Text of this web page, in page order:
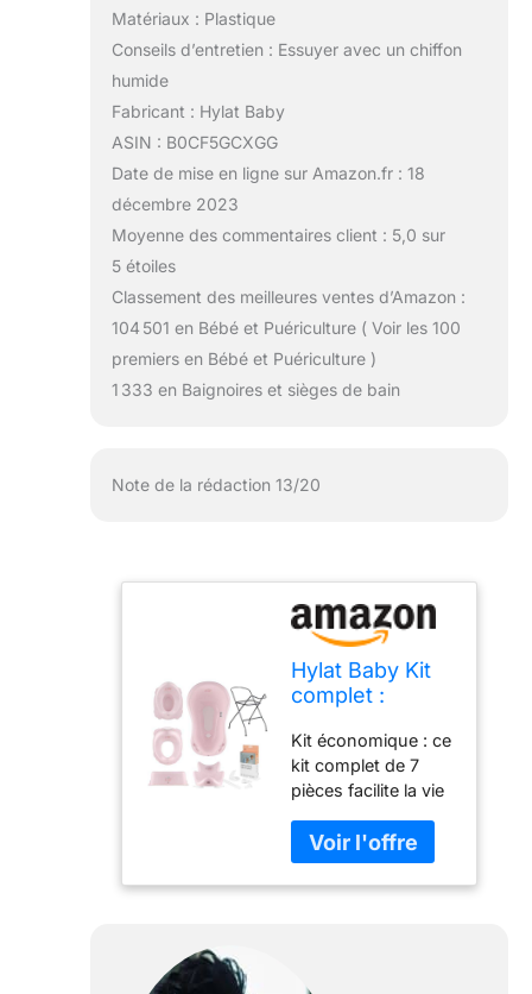
toilette, siège de
toilette pour enfant,
Matériaux : Plastique
Conseils d’entretien : Essuyer avec un chiffon
humide
Fabricant : Hylat Baby
ASIN : B0CF5GCXGG
Date de mise en ligne sur Amazon.fr : 18
décembre 2023
Moyenne des commentaires client : 5,0 sur
5 étoiles
Classement des meilleures ventes d’Amazon :
104 501 en Bébé et Puériculture ( Voir les 100
premiers en Bébé et Puériculture )
1 333 en Baignoires et sièges de bain
Note de la rédaction 13/20
Hylat Baby Kit
complet :
pour bébé avec
thermomètre,
structure, siège
de bain et
bonde, siège
de toilette pour
enfant, pot
Kit économique : ce
kit complet de 7
pièces facilite la vie
parents et
accompagne du
premier bain du